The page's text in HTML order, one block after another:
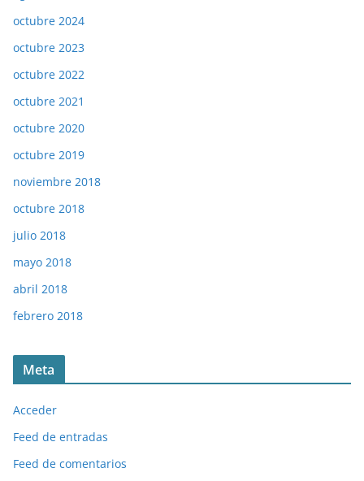
octubre 2024
octubre 2023
octubre 2022
octubre 2021
octubre 2020
octubre 2019
noviembre 2018
octubre 2018
julio 2018
mayo 2018
abril 2018
febrero 2018
Meta
Acceder
Feed de entradas
Feed de comentarios